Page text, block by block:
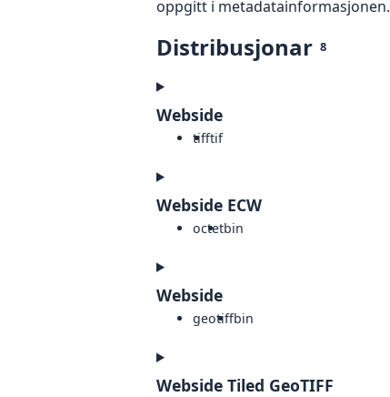
oppgitt i metadatainformasjonen.
Distribusjonar 8
Webside
tifftif
Webside ECW
octetbin
Webside
geotiffbin
Webside Tiled GeoTIFF